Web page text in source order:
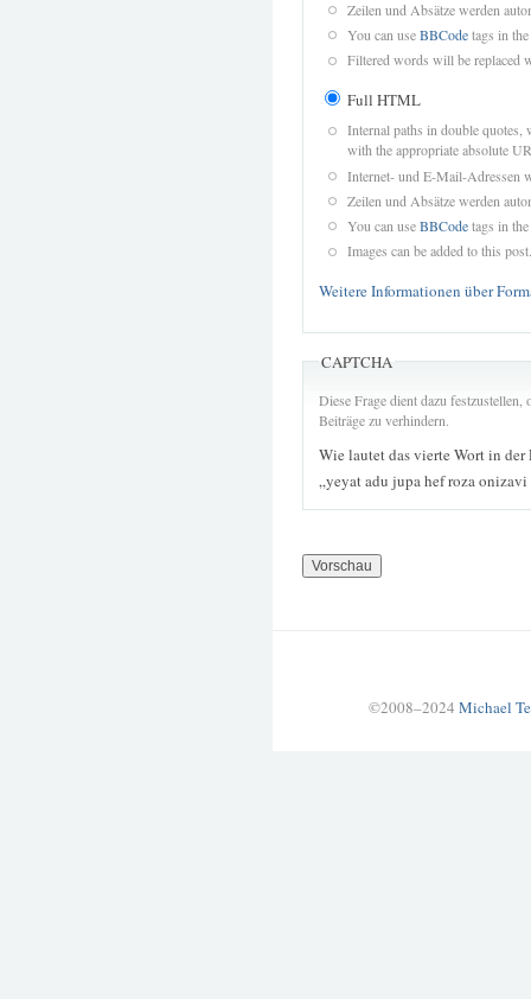
Zeilen und Absätze werden
You can useBBCodetags in
Filtered words will be replaced
Full HTML
Internal paths in double quotes,
with the appropriate absolute
Internet- und E-Mail-Adressen
Zeilen und Absätze werden
You can useBBCodetags in
Images can be added to this post.
Weitere Informationen über
CAPTCHA
Diese Frage dient dazu
Beiträge zu verhindern.
Wie lautet das vierte Wort in der
„yeyat adu jupa hef roza
©2008–2024 Michael